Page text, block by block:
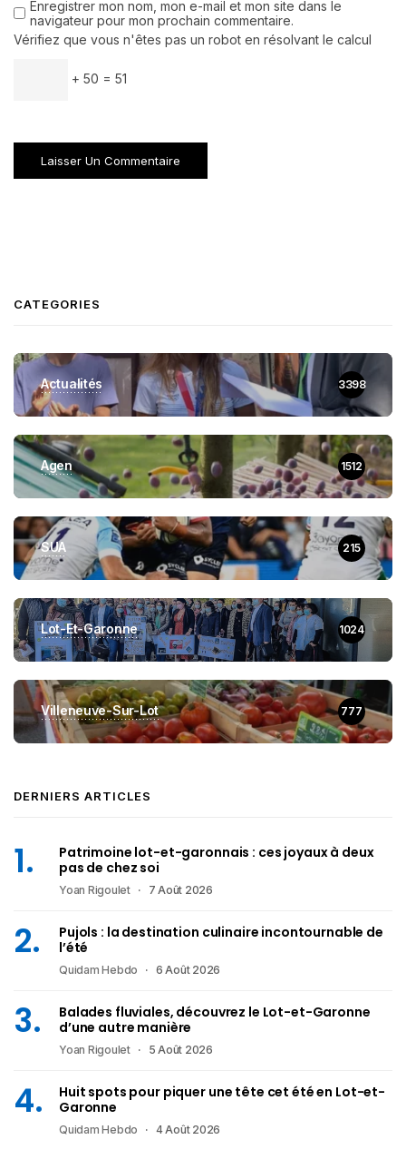
Enregistrer mon nom, mon e-mail et mon site dans le
navigateur pour mon prochain commentaire.
Vérifiez que vous n'êtes pas un robot en résolvant le calcul
+ 50 = 51
CATEGORIES
Actualités 3398
Agen 1512
SUA 215
Lot-Et-Garonne 1024
Villeneuve-Sur-Lot 777
DERNIERS ARTICLES
Patrimoine lot-et-garonnais : ces joyaux à deux
pas de chez soi
Yoan Rigoulet 7 Août 2026
Pujols : la destination culinaire incontournable de
l’été
Quidam Hebdo 6 Août 2026
Balades fluviales, découvrez le Lot-et-Garonne
d’une autre manière
Yoan Rigoulet 5 Août 2026
Huit spots pour piquer une tête cet été en Lot-et-
Garonne
Quidam Hebdo 4 Août 2026